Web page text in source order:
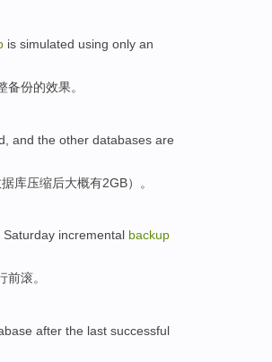
is simulated using only an
备份的效果。
and the other databases are
库压缩后大概有2GB）。
Saturday incremental backup
前滚。
after the last successful